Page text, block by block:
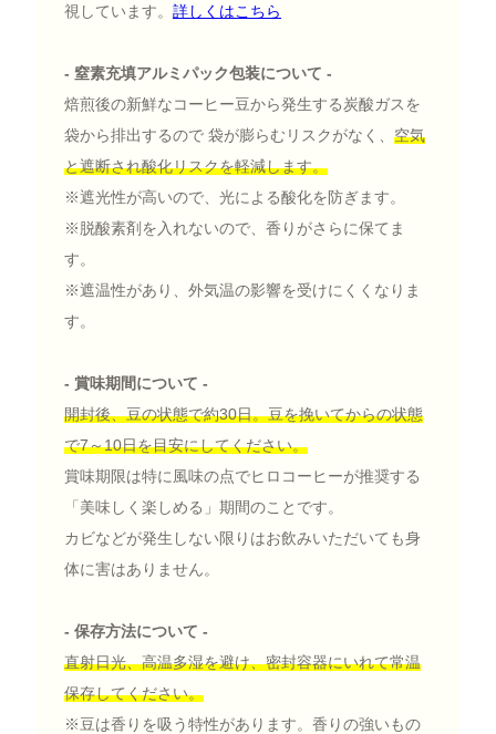
視しています。 詳しくはこちら
- 窒素充填アルミパック包装について -
焙煎後の新鮮なコーヒー豆から発生する炭酸ガスを
袋から排出するので 袋が膨らむリスクがなく、 空気
と遮断され酸化リスクを軽減します。
※遮光性が高いので、光による酸化を防ぎます。
※脱酸素剤を入れないので、香りがさらに保てま
す。
※遮温性があり、外気温の影響を受けにくくなりま
す。
- 賞味期間について -
開封後、豆の状態で約30日。豆を挽いてからの状態
で7～10日を目安にしてください。
賞味期限は特に風味の点でヒロコーヒーが推奨する
「美味しく楽しめる」期間のことです。
カビなどが発生しない限りはお飲みいただいても身
体に害はありません。
- 保存方法について -
直射日光、高温多湿を避け、密封容器にいれて常温
保存してください。
※豆は香りを吸う特性があります。香りの強いもの